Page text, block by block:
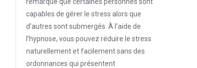
capables de gérer le stress alors que
d’autres sont submergés. À l’aide de
l’hypnose, vous pouvez réduire le stress
naturellement et facilement sans des
ordonnances qui présentent